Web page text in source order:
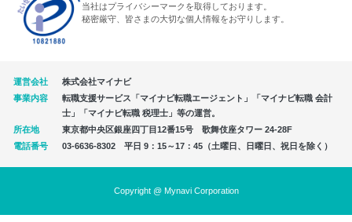
当社はプライバシーマークを取得しております。
秘密厳守、皆さまの大切な個人情報をお守りします。
運営会社
株式会社マイナビ
事業内容
転職支援サービス「マイナビ転職エージェント」「マイナビ転職 会計
士」「マイナビ転職 税理士」等の運営。
所在地
東京都中央区銀座四丁目12番15号 歌舞伎座タワー 24-28F
電話番号
03-6636-8302 平日 9：15～17：45（土曜日、日曜日、祝日を除く）
Copyright @ Mynavi Corporation